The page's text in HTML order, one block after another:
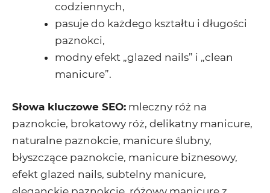
codziennych,
pasuje do każdego kształtu i długości
paznokci,
modny efekt „glazed nails” i „clean
manicure”.
Słowa kluczowe SEO: mleczny róż na
paznokcie, brokatowy róż, delikatny manicure,
naturalne paznokcie, manicure ślubny,
błyszczące paznokcie, manicure biznesowy,
efekt glazed nails, subtelny manicure,